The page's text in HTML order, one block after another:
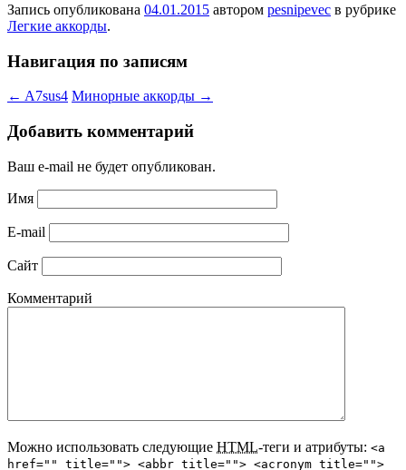
Запись опубликована 04.01.2015 автором pesnipevec в рубрике
Легкие аккорды.
Навигация по записям
← A7sus4 Минорные аккорды →
Добавить комментарий
Ваш e-mail не будет опубликован.
Имя
E-mail
Сайт
Комментарий
Можно использовать следующие HTML-теги и атрибуты: <a
href="" title=""> <abbr title=""> <acronym title="">